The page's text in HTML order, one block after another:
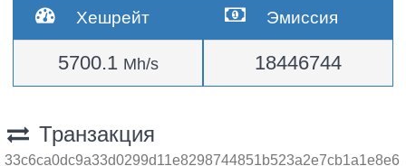
Хешрейт
5700.1 Mh/s
Эмиссия
18446744
Транзакция
33c6ca0dc9a33d0299d11e8298744851b523a2e7cb1a1e8e6